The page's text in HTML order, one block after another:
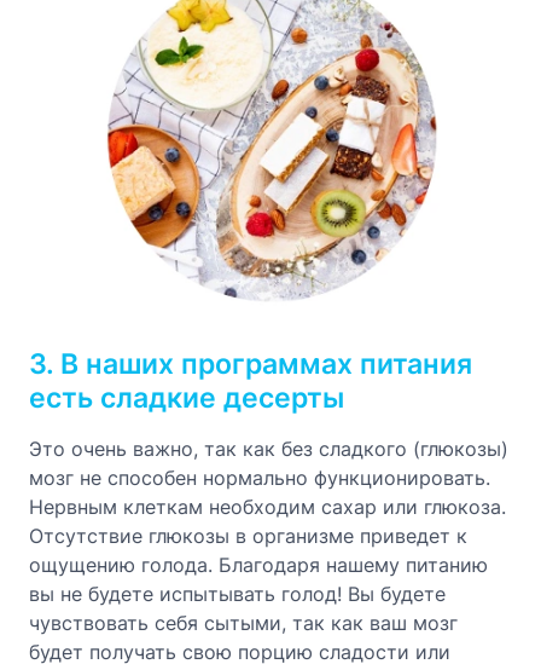
3. В наших программах питания
есть сладкие десерты
Это очень важно, так как без сладкого (глюкозы)
мозг не способен нормально функционировать.
Нервным клеткам необходим сахар или глюкоза.
Отсутствие глюкозы в организме приведет к
ощущению голода. Благодаря нашему питанию
вы не будете испытывать голод! Вы будете
чувствовать себя сытыми, так как ваш мозг
будет получать свою порцию сладости или